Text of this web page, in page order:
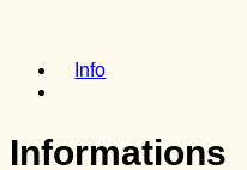
Info
Informations